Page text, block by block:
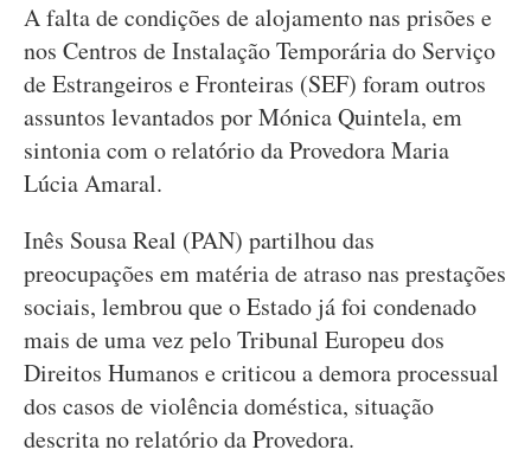
A falta de condições de alojamento nas prisões e
nos Centros de Instalação Temporária do Serviço
de Estrangeiros e Fronteiras (SEF) foram outros
assuntos levantados por Mónica Quintela, em
sintonia com o relatório da Provedora Maria
Lúcia Amaral.
Inês Sousa Real (PAN) partilhou das
preocupações em matéria de atraso nas prestações
sociais, lembrou que o Estado já foi condenado
mais de uma vez pelo Tribunal Europeu dos
Direitos Humanos e criticou a demora processual
dos casos de violência doméstica, situação
descrita no relatório da Provedora.